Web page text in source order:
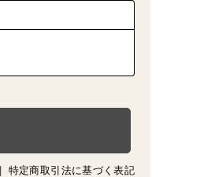
| 特定商取引法に基づく表記